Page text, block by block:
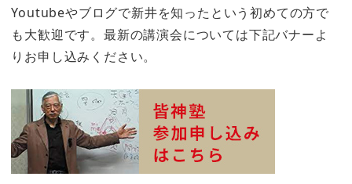
Youtubeやブログで新井を知ったという初めての方で
も大歓迎です。最新の講演会については下記バナーよ
りお申し込みください。